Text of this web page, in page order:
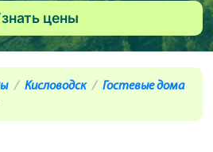
Кисловодск
Гостевые дома